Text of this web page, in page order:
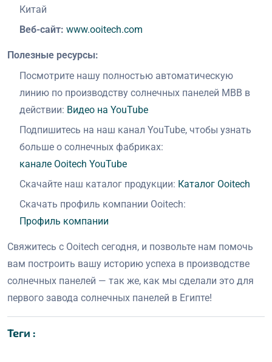
Китай
Веб-сайт: www.ooitech.com
Полезные ресурсы:
Посмотрите нашу полностью автоматическую
линию по производству солнечных панелей MBB в
действии: Видео на YouTube
Подпишитесь на наш канал YouTube, чтобы узнать
больше о солнечных фабриках:
канале Ooitech YouTube
Скачайте наш каталог продукции: Каталог Ooitech
Скачать профиль компании Ooitech:
Профиль компании
Свяжитесь с Ooitech сегодня, и позвольте нам помочь
вам построить вашу историю успеха в производстве
солнечных панелей — так же, как мы сделали это для
первого завода солнечных панелей в Египте!
Теги :